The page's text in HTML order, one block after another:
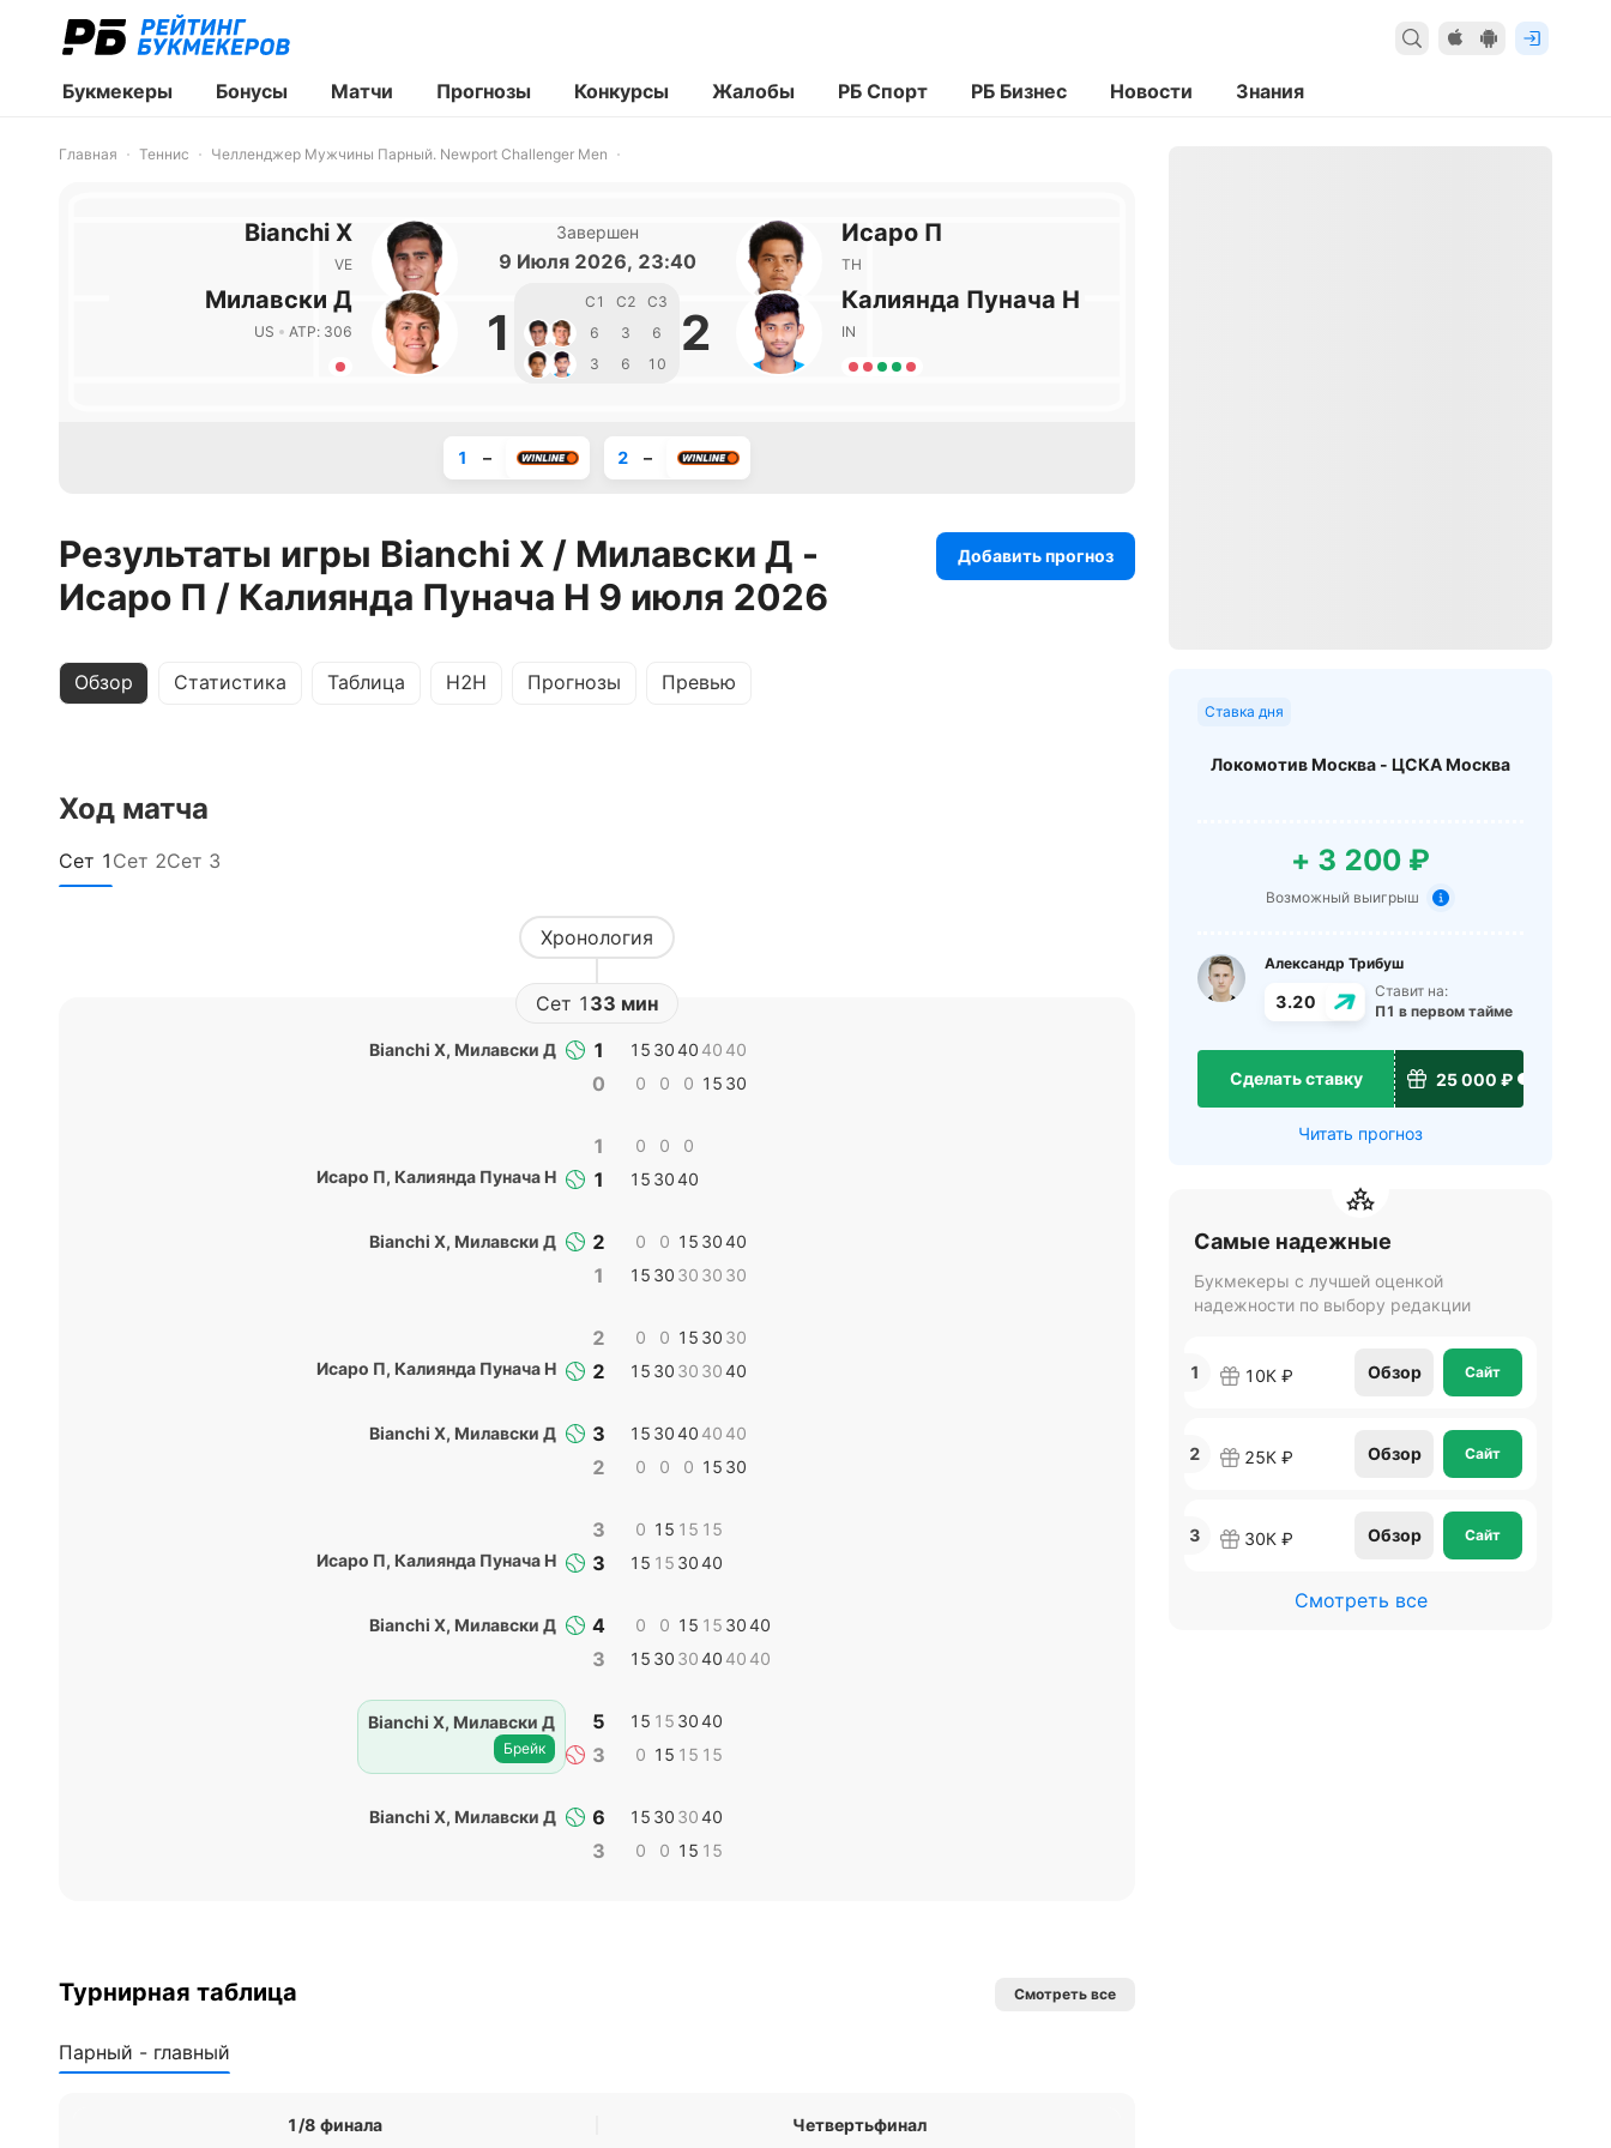
Букмекеры Бонусы Матчи Прогнозы Конкурсы Жалобы РБ Спорт РБ Бизнес Новости Знания
Главная Теннис Челленджер Мужчины Парный. Newport Challenger Men
Bianchi Х
VE
Милавски Д
US ATP: 306
Завершен
9 Июля 2026, 23:40
1
С1 С2
С3
6
3
6
3
6 10
2
Исаро П
TH
Калиянда Пунача Н
IN
1 – 2 –
Результаты игры Bianchi Х / Милавски Д -
Исаро П / Калиянда Пунача Н 9 июля 2026
Добавить прогноз
Обзор Статистика Таблица H2H Прогнозы Превью
Ход матча
Сет 1 Сет 2Сет 3
Хронология
Сет 1 33 мин
Bianchi Х, Милавски Д
1
0
15
0
30
0
40
0
40
15
40
30
Исаро П, Калиянда Пунача Н
1
1
0
15
0
30
0
40
Bianchi Х, Милавски Д
2
1
0
15
0
30
15
30
30
30
40
30
Исаро П, Калиянда Пунача Н
2
2
0
15
0
30
15
30
30
30
30
40
Bianchi Х, Милавски Д
3
2
15
0
30
0
40
0
40
15
40
30
Исаро П, Калиянда Пунача Н
3
3
0
15
15
15
15
30
15
40
Bianchi Х, Милавски Д
4
3
0
15
0
30
15
30
15
40
30
40
40
40
Bianchi Х, Милавски Д
Брейк
5
3
15
0
15
15
30
15
40
15
Bianchi Х, Милавски Д
6
3
15
0
30
0
30
15
40
15
Турнирная таблица Смотреть все
Парный - главный
1/8 финала Четвертьфинал
Ставка дня
Локомотив Москва - ЦСКА Москва
+ 3 200 ₽
Возможный выигрыш
Александр Трибуш
3.20
Ставит на:
П1 в первом тайме
Сделать ставку 25 000 ₽
Читать прогноз
Самые надежные
Букмекеры с лучшей оценкой
надежности по выбору редакции
1 10К ₽ Обзор Сайт
2 25К ₽ Обзор Сайт
3 30К ₽ Обзор Сайт
Смотреть все